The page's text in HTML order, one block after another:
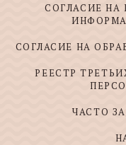
СОГЛАСИЕ НА
СОГЛАСИЕ НА
РЕЕСТР
ЧАСТО